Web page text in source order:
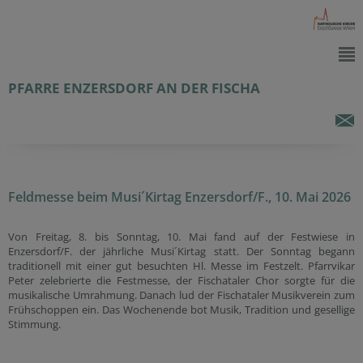
PFARRE ENZERSDORF AN DER FISCHA
Feldmesse beim Musi´Kirtag Enzersdorf/F., 10. Mai 2026
Von Freitag, 8. bis Sonntag, 10. Mai fand auf der Festwiese in
Enzersdorf/F. der jährliche Musi´Kirtag statt. Der Sonntag begann
traditionell mit einer gut besuchten Hl. Messe im Festzelt. Pfarrvikar
Peter zelebrierte die Festmesse, der Fischataler Chor sorgte für die
musikalische Umrahmung. Danach lud der Fischataler Musikverein zum
Frühschoppen ein. Das Wochenende bot Musik, Tradition und gesellige
Stimmung.